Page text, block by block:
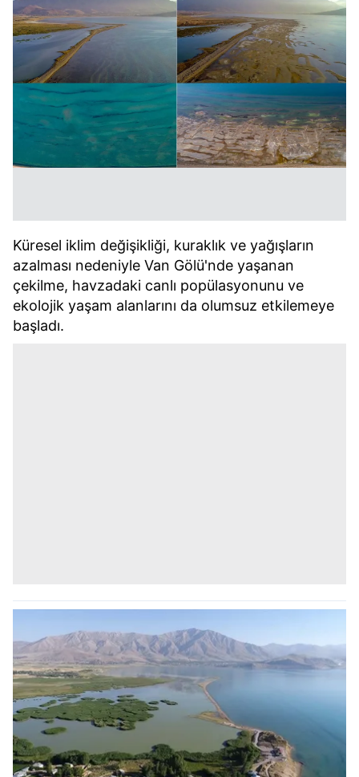
Küresel iklim değişikliği, kuraklık ve yağışların
azalması nedeniyle Van Gölü'nde yaşanan
çekilme, havzadaki canlı popülasyonunu ve
ekolojik yaşam alanlarını da olumsuz etkilemeye
başladı.